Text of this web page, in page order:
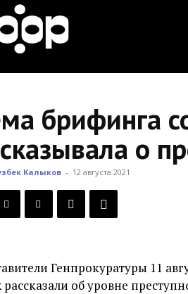
Новости
Кыргызстана
брифинга
о
Калыков - 12 августа 2021
Генпрокуратуры 11
рассказали об уровне